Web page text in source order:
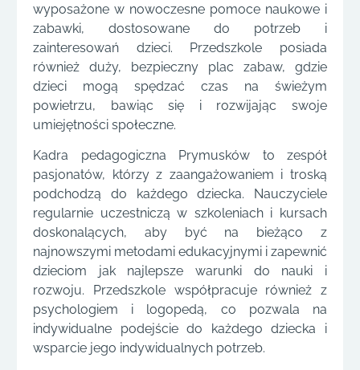
wyposażone w nowoczesne pomoce naukowe i
zabawki, dostosowane do potrzeb i
zainteresowań dzieci. Przedszkole posiada
również duży, bezpieczny plac zabaw, gdzie
dzieci mogą spędzać czas na świeżym
powietrzu, bawiąc się i rozwijając swoje
umiejętności społeczne.
Kadra pedagogiczna Prymusków to zespół
pasjonatów, którzy z zaangażowaniem i troską
podchodzą do każdego dziecka. Nauczyciele
regularnie uczestniczą w szkoleniach i kursach
doskonalących, aby być na bieżąco z
najnowszymi metodami edukacyjnymi i zapewnić
dzieciom jak najlepsze warunki do nauki i
rozwoju. Przedszkole współpracuje również z
psychologiem i logopedą, co pozwala na
indywidualne podejście do każdego dziecka i
wsparcie jego indywidualnych potrzeb.